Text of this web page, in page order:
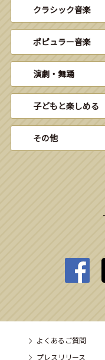
クラシック音楽
ポピュラー音楽
演劇・舞踊
子どもと楽しめる
その他
よくあるご質問
プレスリリース